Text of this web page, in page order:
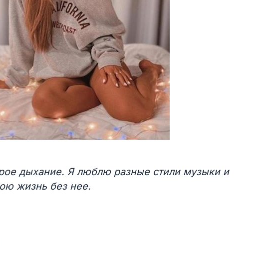
дыхание. Я люблю разные стили музыки и
жизнь без нее.